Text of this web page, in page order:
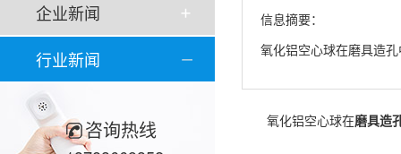
企业新闻
行业新闻
咨询热线
信息摘要：
氧化铝空心球在磨具造
氧化铝空心球在磨具造